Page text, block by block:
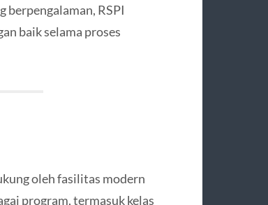
berpengalaman, RSPI
baik selama proses
oleh fasilitas modern
program, termasuk kelas